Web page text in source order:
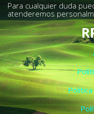
Para cualquier duda
atenderemos